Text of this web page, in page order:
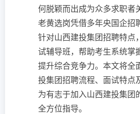
何脱颖而出成为众多求职者
老黄选岗凭借多年央国企招
针对山西建投集团招聘特点
试辅导班，帮助考生系统掌
提升综合竞争力。本文将全
投集团招聘流程、面试特点
为有志于加入山西建投集团
全方位指导。